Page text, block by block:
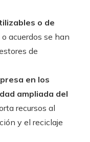
o de
acuerdos se han
de
en los
ampliada del
recursos al
y el reciclaje